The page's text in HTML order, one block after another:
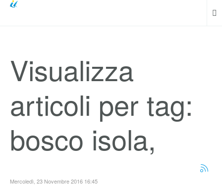
Visualizza
articoli per tag:
bosco isola,
Mercoledì, 23 Novembre 2016 16:45